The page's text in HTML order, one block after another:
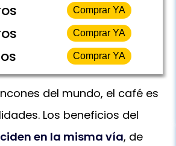
Comprar YA
Comprar YA
Comprar YA
del mundo, el café es
Los beneficios del
en la misma vía, de